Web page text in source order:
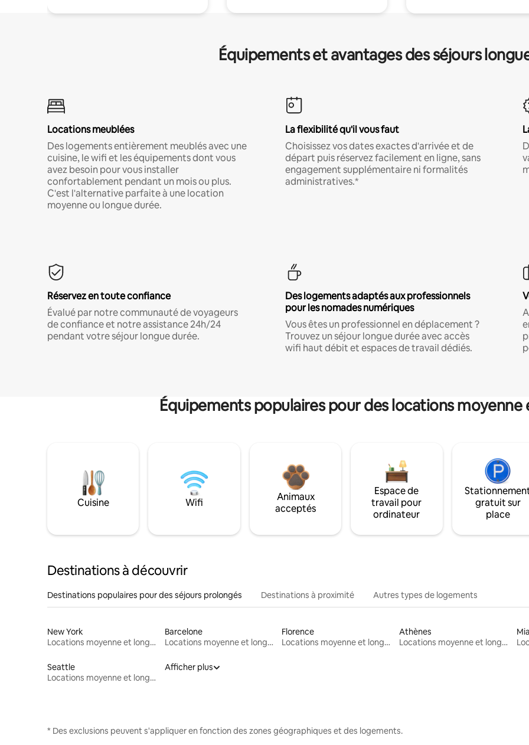
Équipements et avantages des séjours
Locations meublées
Des logements entièrement meublés avec une
cuisine, le wifi et les équipements dont vous
avez besoin pour vous installer
confortablement pendant un mois ou plus.
C'est l'alternative parfaite à une location
moyenne ou longue durée.
La flexibilité qu'il vous faut
Choisissez vos dates exactes d'arrivée et de
départ puis réservez facilement en ligne, sans
engagement supplémentaire ni formalités
administratives.*
Réservez en toute confiance
Évalué par notre communauté de voyageurs
de confiance et notre assistance 24h/24
pendant votre séjour longue durée.
Des logements adaptés aux professionnels
pour les nomades numériques
Vous êtes un professionnel en déplacement ?
Trouvez un séjour longue durée avec accès
wifi haut débit et espaces de travail dédiés.
Équipements populaires pour des locations
Cuisine Wifi
Animaux
acceptés
Espace de
travail pour
ordinateur
gratuit sur
place
Destinations à découvrir
Destinations populaires pour des séjours prolongés Destinations à proximité Autres types de logements
New York
Locations moyenne et longue durée
Barcelone
Locations moyenne et longue durée
Florence
Locations moyenne et longue durée
Athènes
Locations moyenne et longue durée
Seattle
Locations moyenne et longue durée
Afficher plus
* Des exclusions peuvent s'appliquer en fonction des zones géographiques et des logements.